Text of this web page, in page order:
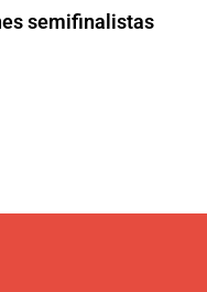
semifinalistas